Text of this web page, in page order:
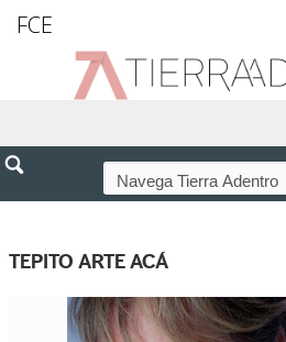
FCE
TEPITO ARTE ACÁ